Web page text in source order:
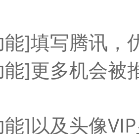
]填写腾讯，
]更多机会被
]以及头像